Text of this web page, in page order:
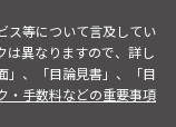
ス等について言及してい
は異なりますので、詳し
」、「目論見書」、「目
・手数料などの重要事項